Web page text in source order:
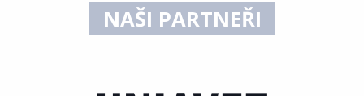
NAŠI PARTNEŘI